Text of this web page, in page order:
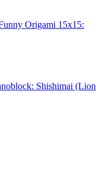
Origami 15x15:
Shishimai (Lion